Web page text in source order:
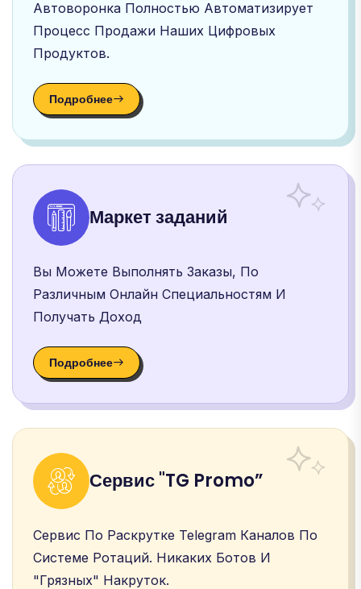
Автоворонка Полностью Автоматизирует
Процесс Продажи Наших Цифровых
Продуктов.
Подробнее
Маркет заданий
Вы Можете Выполнять Заказы, По
Различным Онлайн Специальностям И
Получать Доход
Подробнее
Сервис "TG Promo”
Сервис По Раскрутке Telegram Каналов По
Системе Ротаций. Никаких Ботов И
"грязных" Накруток.